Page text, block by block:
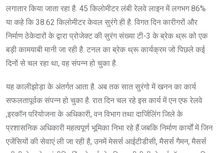
लगातार किया जाता रहा है. 45 किलोमीटर लंबी रेलवे लाइन में लगभग 86%
या कहे कि 38.62 किलोमीटर केवल सुरंगे ही है. विगत दिन कारीगरों और
निर्माण ठेकेदारों के द्वारा प्रोजेक्ट की सुरंग संख्या टी-3 के ब्रेक थ्रू को एक
बड़ी कामयाबी मानी जा रही है. टनल का ब्रेक थ्रू कार्यक्रम जो पिछले कई
दिनों से चल रहा था, वह संपन्न हो चुका है.
यह कालीझोड़ा के अंतर्गत आता है. अब तक सात सुरंगो में खनन का कार्य
सफलतापूर्वक संपन्न हो चुका है. रात दिन चल रहे इस कार्य में एन एफ रेलवे
,इरकॉन परियोजना के अधिकारी, वन विभाग तथा दार्जिलिंग जिले के
प्रशासनिक अधिकारी महत्वपूर्ण भूमिका निभा रहे हैं.जबकि निर्माण कार्यों में जिन
एजेंसियों की सेवाएं ली जा रही है, उनमें मेसर्स आईटीडीसी, मैसर्स गैमन, मैसर्स